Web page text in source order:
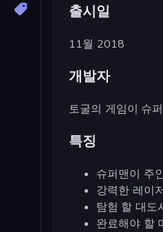
출시일
11월 2018
개발자
토굴의 게임이 슈
특징
슈퍼맨이 주
강력한 레이
탐험 할 대도
완료해야 할